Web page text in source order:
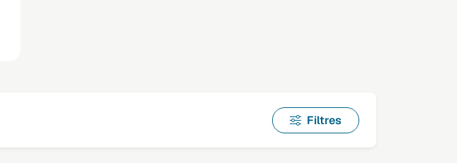
Filtres